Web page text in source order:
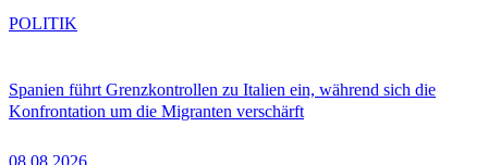
Spanien führt Grenzkontrollen zu Italien ein, während sich die
Konfrontation um die Migranten verschärft
08.08.2026
POLITIK